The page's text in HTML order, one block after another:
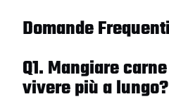
Domande Frequenti
Q1. Mangiare
vivere più a lungo?